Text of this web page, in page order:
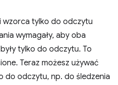
wzorca tylko do odczytu
wymagały, aby oba
tylko do odczytu. To
Teraz możesz używać
do odczytu, np. do śledzenia